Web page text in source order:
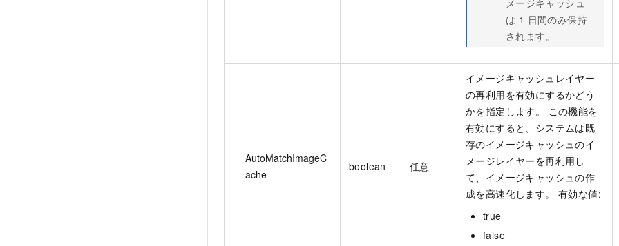
は 1 日間のみ保持
されます。
AutoMatchImageC
ache
boolean 任意
イメージキャッシュレイヤー
の再利用を有効にするかどう
かを指定します。 この機能を
有効にすると、システムは既
存のイメージキャッシュのイ
メージレイヤーを再利用し
て、イメージキャッシュの作
成を高速化します。 有効な値:
true
false